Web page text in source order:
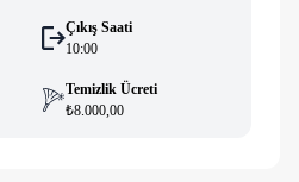
Çıkış Saati
10:00
Temizlik Ücreti
₺8.000,00